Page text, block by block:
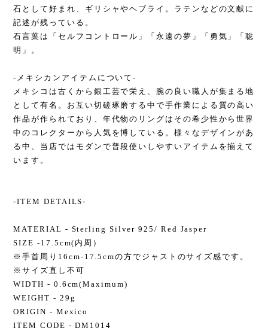
石として好まれ、ギリシャやヘブライ。ラテンなどの文献に
記述が残っている。
石言葉は「セルフコントロール」「永遠の夢」「勇気」「聡
明」。
-メキシカンアイテムについて-
メキシコは古くから銀工芸で栄え、腕の良い職人が集まる地
として有名。お互い切磋琢磨する中で手作業による質の高い
作品が作られており、年代物のリングはその希少性から世界
中のコレクターから人気を博している。様々なデザインがあ
る中、当店ではモダンで普段使いしやすいアイテムを揃えて
います。
-ITEM DETAILS-
MATERIAL - Sterling Silver 925/ Red Jasper
SIZE -17.5cm(内周）
※手首周り16cm-17.5cmの方でジャストのサイズ感です。
※サイズ直し不可
WIDTH - 0.6cm(Maximum)
WEIGHT - 29g
ORIGIN - Mexico
ITEM CODE - DM1014